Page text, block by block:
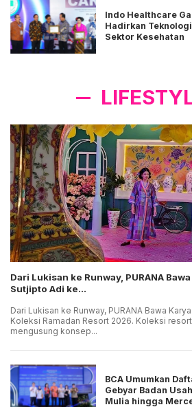
Indo Healthcare
Hadirkan
Sektor Kesehatan
Dari Lukisan ke Runway, PURANA
Sutjipto Adi ke...
Dari Lukisan ke Runway, PURANA Bawa
Koleksi Ramadan Resort 2026. Koleksi
mengusung konsep...
BCA Umumkan
Gebyar Badan
Mulia hingga